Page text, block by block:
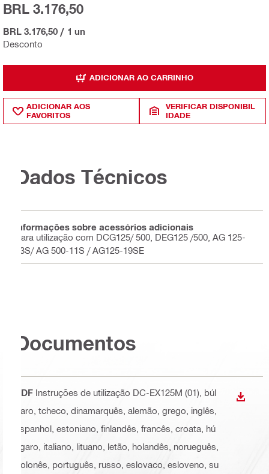
Desconto
BRL 3.176,50
BRL 3.176,50 / 1 un
ADICIONAR AO CARRINHO
ADICIONAR AOS
FAVORITOS
VERIFICAR DISPONIBIL
IDADE
Dados Técnicos
Informações sobre acessórios adicionais
Para utilização com DCG125/ 500, DEG125 /500, AG 125-
13S/ AG 500-11S / AG125-19SE
Documentos
PDF Instruções de utilização DC-EX125M (01) , búl
garo, tcheco, dinamarquês, alemão, grego, inglês,
espanhol, estoniano, finlandês, francês, croata, hú
ngaro, italiano, lituano, letão, holandês, norueguês,
polonês, português, russo, eslovaco, esloveno, su